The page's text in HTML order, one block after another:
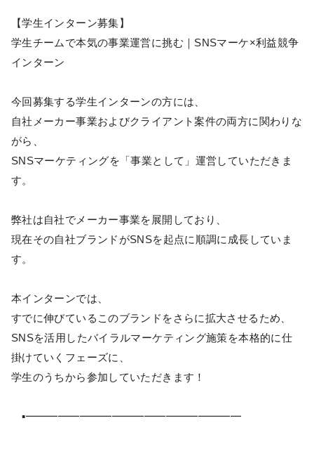
【学生インターン募集】
学生チームで本気の事業運営に挑む｜SNSマーケ×利益競争
インターン
今回募集する学生インターンの方には、
自社メーカー事業およびクライアント案件の両方に関わりな
がら、
SNSマーケティングを「事業として」運営していただきま
す。
弊社は自社でメーカー事業を展開しており、
現在その自社ブランドがSNSを起点に順調に成長していま
す。
本インターンでは、
すでに伸びているこのブランドをさらに拡大させるため、
SNSを活用したバイラルマーケティング施策を本格的に仕
掛けていくフェーズに、
学生のうちから参加していただきます！
▪━━━━━━━━━━━━━━━━━━━━